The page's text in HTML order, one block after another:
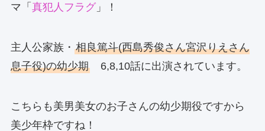
マ「 真犯人フラグ」！
主人公家族・ 相良篤斗(西島秀俊さん宮沢りえさん
息子役)の幼少期6,8,10話に出演されています。
こちらも美男美女のお子さんの幼少期役ですから
美少年枠ですね！